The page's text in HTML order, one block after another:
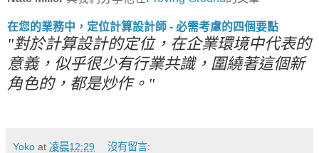
在您的業務中，定位計算設計師 - 必需考慮的四個要點
"對於計算設計的定位，在企業環境中代表的
意義，似乎很少有行業共識，圍繞著這個新
角色的，都是炒作。"
Yoko at 凌晨12:29 沒有留言: